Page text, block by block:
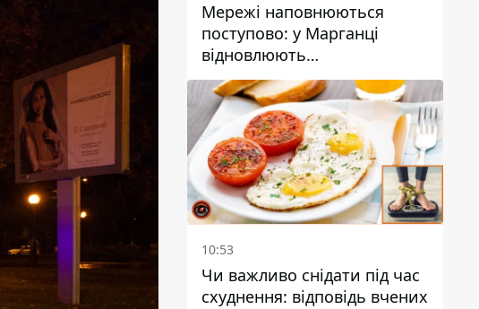
Мережі наповнюються
поступово: у Марганці
відновлюють
водопостачання
10:53
Чи важливо снідати під час
схуднення: відповідь вчених